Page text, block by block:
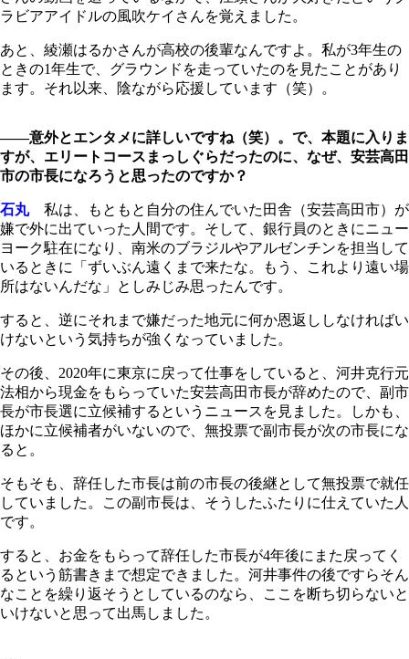
ラビアアイドルの風吹ケイさんを覚えました。
あと、綾瀬はるかさんが高校の後輩なんですよ。私が3年生の
ときの1年生で、グラウンドを走っていたのを見たことがあり
ます。それ以来、陰ながら応援しています（笑）。
――意外とエンタメに詳しいですね（笑）。で、本題に入りま
すが、エリートコースまっしぐらだったのに、なぜ、安芸高田
市の市長になろうと思ったのですか？
石丸私は、もともと自分の住んでいた田舎（安芸高田市）が
嫌で外に出ていった人間です。そして、銀行員のときにニュー
ヨーク駐在になり、南米のブラジルやアルゼンチンを担当して
いるときに「ずいぶん遠くまで来たな。もう、これより遠い場
所はないんだな」としみじみ思ったんです。
すると、逆にそれまで嫌だった地元に何か恩返ししなければい
けないという気持ちが強くなっていました。
その後、2020年に東京に戻って仕事をしていると、河井克行元
法相から現金をもらっていた安芸高田市長が辞めたので、副市
長が市長選に立候補するというニュースを見ました。しかも、
ほかに立候補者がいないので、無投票で副市長が次の市長にな
ると。
そもそも、辞任した市長は前の市長の後継として無投票で就任
していました。この副市長は、そうしたふたりに仕えていた人
です。
すると、お金をもらって辞任した市長が4年後にまた戻ってく
るという筋書きまで想定できました。河井事件の後ですらそん
なことを繰り返そうとしているのなら、ここを断ち切らないと
いけないと思って出馬しました。